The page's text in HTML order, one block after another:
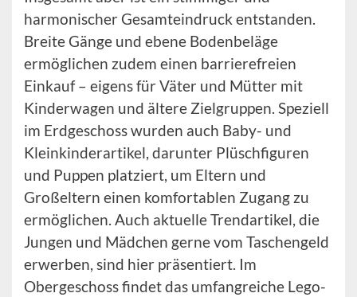
harmonischer Gesamteindruck entstanden.
Breite Gänge und ebene Bodenbeläge
ermöglichen zudem einen barrierefreien
Einkauf – eigens für Väter und Mütter mit
Kinderwagen und ältere Zielgruppen. Speziell
im Erdgeschoss wurden auch Baby- und
Kleinkinderartikel, darunter Plüschfiguren
und Puppen platziert, um Eltern und
Großeltern einen komfortablen Zugang zu
ermöglichen. Auch aktuelle Trendartikel, die
Jungen und Mädchen gerne vom Taschengeld
erwerben, sind hier präsentiert. Im
Obergeschoss findet das umfangreiche Lego-